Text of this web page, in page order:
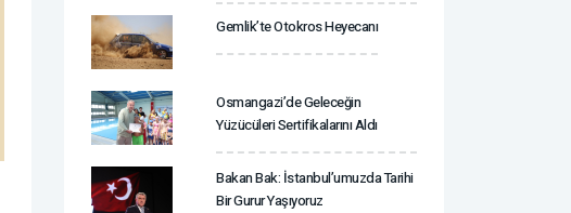
Gemlik’te Otokros Heyecanı
Osmangazi’de Geleceğin
Yüzücüleri Sertifikalarını Aldı
Bakan Bak: İstanbul’umuzda Tarihi
Bir Gurur Yaşıyoruz